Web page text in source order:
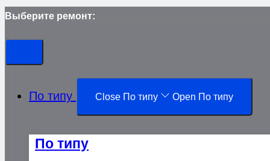
Выберите ремонт:
По типу Close По типу Open По типу
По типу